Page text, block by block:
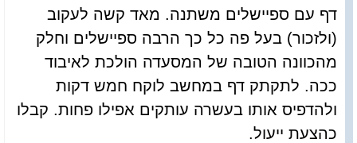
דף עם ספיישלים משתנה. מאד קשה לעקוב
(ולזכור) בעל פה כל כך הרבה ספיישלים וחלק
מהכוונה הטובה של המסעדה הולכת לאיבוד
ככה. לתקתק דף במחשב לוקח חמש דקות
ולהדפיס אותו בעשרה עותקים אפילו פחות. קבלו
כהצעת ייעול.